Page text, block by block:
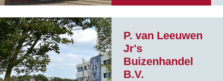
P. van Leeuwen
Jr's
Buizenhandel
B.V.